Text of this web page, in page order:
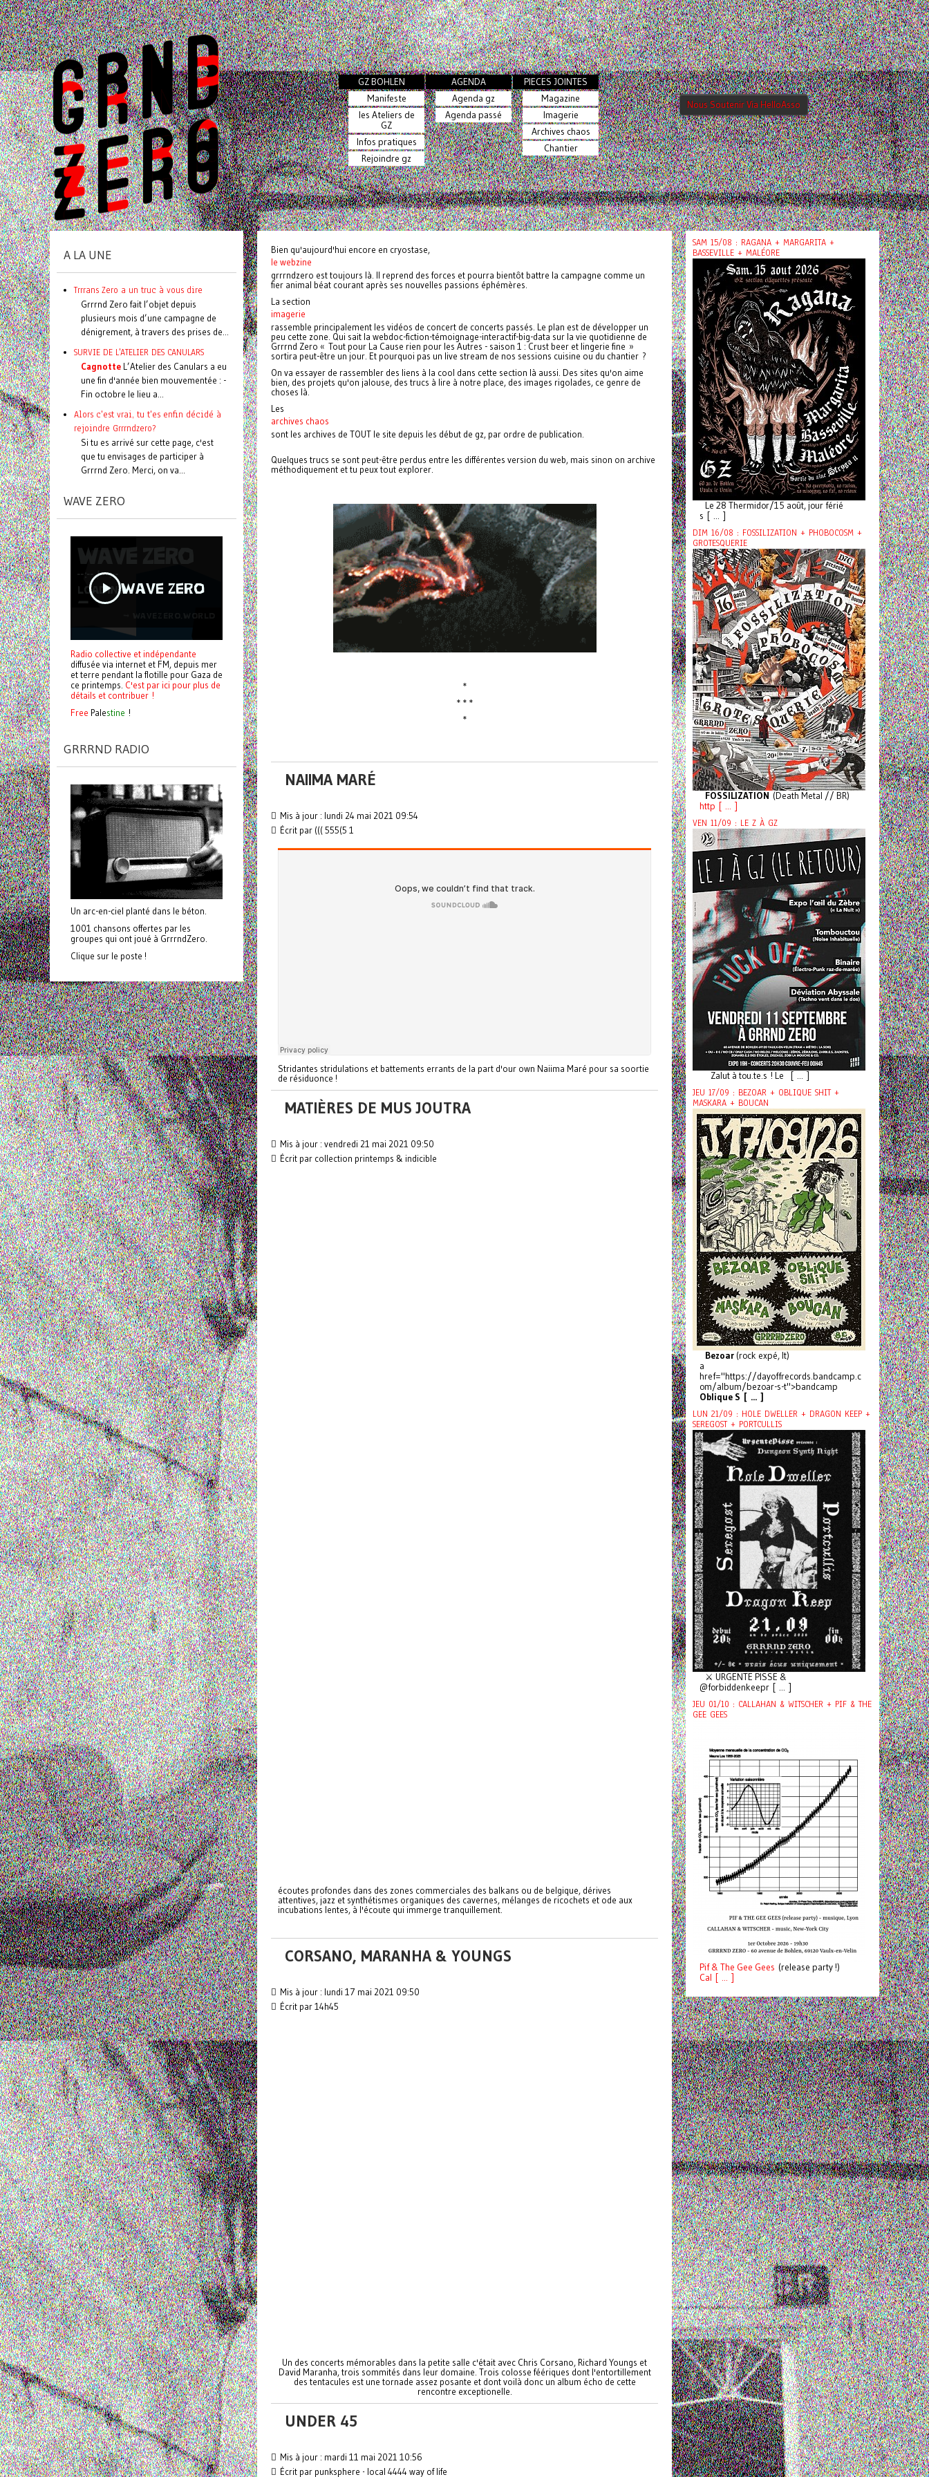
GZ BOHLEN
Manifeste
les Ateliers de
GZ
Infos pratiques
Rejoindre gz
AGENDA
Agenda gz
Agenda passé
PIECES JOINTES
Magazine
Imagerie
Archives chaos
Chantier
Nous Soutenir Via HelloAsso
Bien qu'aujourd'hui encore en cryostase,
le webzine
grrrndzero est toujours là. Il reprend des forces et pourra bientôt battre la campagne comme un
fier animal béat courant après ses nouvelles passions éphémères.
La section
imagerie
rassemble principalement les vidéos de concert de concerts passés. Le plan est de développer un
peu cette zone. Qui sait la webdoc-fiction-témoignage-interactif-big-data sur la vie quotidienne de
Grrrnd Zero « Tout pour La Cause rien pour les Autres - saison 1 : Crust beer et lingerie fine »
sortira peut-être un jour. Et pourquoi pas un live stream de nos sessions cuisine ou du chantier ?
On va essayer de rassembler des liens à la cool dans cette section là aussi. Des sites qu'on aime
bien, des projets qu'on jalouse, des trucs à lire à notre place, des images rigolades, ce genre de
choses là.
Les
archives chaos
sont les archives de TOUT le site depuis les début de gz, par ordre de publication.
Quelques trucs se sont peut-être perdus entre les différentes version du web, mais sinon on archive
méthodiquement et tu peux tout explorer.
*
* * *
*
NAIIMA MARÉ
Mis à jour : lundi 24 mai 2021 09:54
Écrit par ((( 555(5 1
Stridantes stridulations et battements errants de la part d'our own Naiima Maré pour sa soortie
de résiduonce !
MATIÈRES DE MUS JOUTRA
Mis à jour : vendredi 21 mai 2021 09:50
Écrit par collection printemps & indicible
écoutes profondes dans des zones commerciales des balkans ou de belgique, dérives
attentives, jazz et synthétismes organiques des cavernes, mélanges de ricochets et ode aux
incubations lentes, à l'écoute qui immerge tranquillement.
CORSANO, MARANHA & YOUNGS
Mis à jour : lundi 17 mai 2021 09:50
Écrit par 14h45
Un des concerts mémorables dans la petite salle c'était avec Chris Corsano, Richard Youngs et
David Maranha, trois sommités dans leur domaine. Trois colosse féériques dont l'entortillement
des tentacules est une tornade assez posante et dont voilà donc un album écho de cette
rencontre exceptionelle.
UNDER 45
Mis à jour : mardi 11 mai 2021 10:56
Écrit par punksphere - local 4444 way of life
A LA UNE
Trrrans Zero a un truc à vous dire
Grrrnd Zero fait l’objet depuis
plusieurs mois d’une campagne de
dénigrement, à travers des prises de...
SURVIE DE L'ATELIER DES CANULARS
Cagnotte L’Atelier des Canulars a eu
une fin d'année bien mouvementée : -
Fin octobre le lieu a...
Alors c'est vrai, tu t'es enfin décidé à
rejoindre Grrrndzero?
Si tu es arrivé sur cette page, c'est
que tu envisages de participer à
Grrrnd Zero. Merci, on va...
WAVE ZERO
Radio collective et indépendante
diffusée via internet et FM, depuis mer
et terre pendant la flotille pour Gaza de
ce printemps. C'est par ici pour plus de
détails et contribuer !
Free Palestine !
GRRRND RADIO
Un arc-en-ciel planté dans le béton.
1001 chansons offertes par les
groupes qui ont joué à GrrrndZero.
Clique sur le poste !
SAM 15/08 : RAGANA + MARGARITA +
BASSEVILLE + MALÉORE
Le 28 Thermidor/15 août, jour férié
s [ ... ]
DIM 16/08 : FOSSILIZATION + PHOBOCOSM +
GROTESQUERIE
FOSSILIZATION (Death Metal // BR)
http [ ... ]
VEN 11/09 : LE Z À GZ
Zalut à tou.te.s ! Le [ ... ]
JEU 17/09 : BEZOAR + OBLIQUE SHIT +
MASKARA + BOUCAN
Bezoar (rock expé, It)
a
href="https://dayoffrecords.bandcamp.c
om/album/bezoar-s-t">bandcamp
Oblique S [ ... ]
LUN 21/09 : HOLE DWELLER + DRAGON KEEP +
SEREGOST + PORTCULLIS
⚔️ URGENTE PISSE &
@forbiddenkeepr [ ... ]
JEU 01/10 : CALLAHAN & WITSCHER + PIF & THE
GEE GEES
Pif& The Gee Gees (release party !)
Cal [ ... ]